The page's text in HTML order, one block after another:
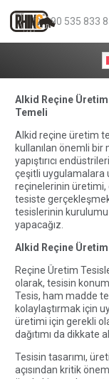
+90 535 833
Alkid Reçine
Temeli
Alkid reçine üretim
kullanılan önemli
yapıştırıcı
çeşitli uygulamalara
reçinelerinin üretimi,
tesiste
tesislerinin
yapacağız.
Alkid Reçine
Reçine Üretim
olarak, tesisin
Tesis, ham madde
kolaylaştırmak için
üretimi için gerekli
dağıtımı da dikkate
Tesisin tasarımı,
açısından kritik